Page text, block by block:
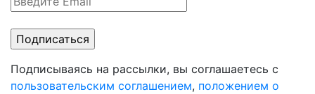
Подписываясь на рассылки, вы соглашаетесь с
пользовательским соглашением, положением о